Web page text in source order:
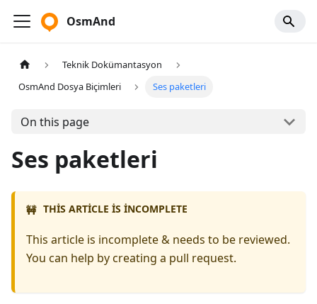
OsmAnd
Teknik Dokümantasyon
OsmAnd Dosya Biçimleri
Ses paketleri
On this page
Ses paketleri
🚧 THIS ARTICLE IS INCOMPLETE
This article is incomplete & needs to be reviewed.
You can help by creating a pull request.